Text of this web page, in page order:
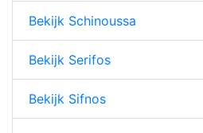
Bekijk Schinoussa
Bekijk Serifos
Bekijk Sifnos